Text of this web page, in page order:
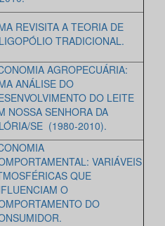
REVISITA A TEORIA DE
TRADICIONAL.
AGROPECUÁRIA:
ANÁLISE DO
DO LEITE
NOSSA SENHORA DA
SE (1980-2010).
VARIÁVEIS
QUE
O
DO